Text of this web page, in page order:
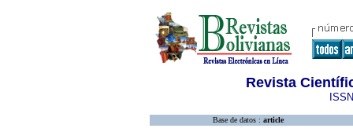
Revista
Base de datos : article